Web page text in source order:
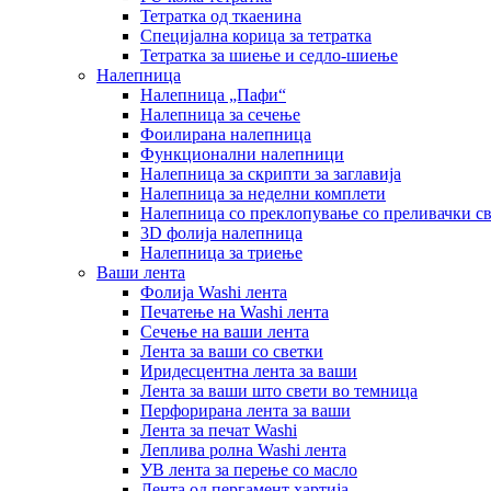
Тетратка од ткаенина
Специјална корица за тетратка
Тетратка за шиење и седло-шиење
Налепница
Налепница „Пафи“
Налепница за сечење
Фоилирана налепница
Функционални налепници
Налепница за скрипти за заглавија
Налепница за неделни комплети
Налепница со преклопување со преливачки
3D фолија налепница
Налепница за триење
Ваши лента
Фолија Washi лента
Печатење на Washi лента
Сечење на ваши лента
Лента за ваши со светки
Иридесцентна лента за ваши
Лента за ваши што свети во темница
Перфорирана лента за ваши
Лента за печат Washi
Леплива ролна Washi лента
УВ лента за перење со масло